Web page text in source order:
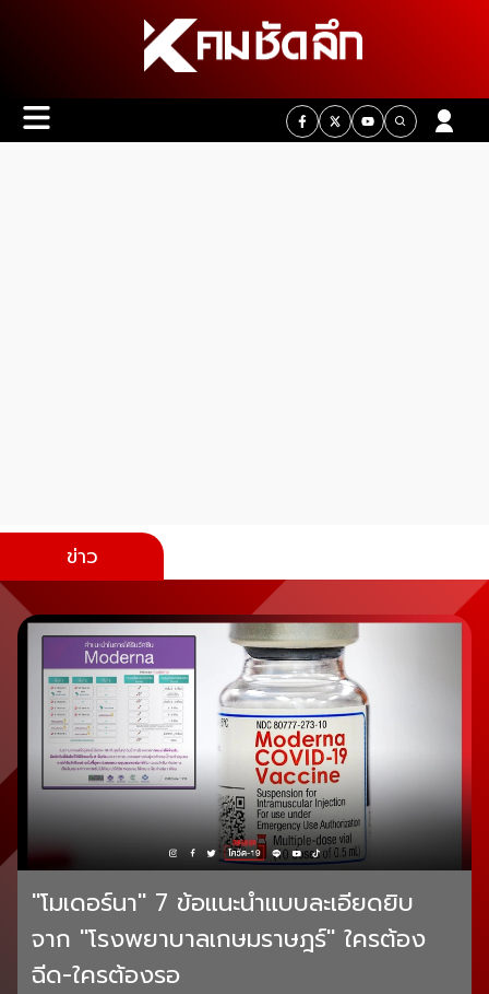
ข่าว
"โมเดอร์นา" 7 ข้อแนะนำแบบละเอียดยิบ
จาก "โรงพยาบาลเกษมราษฎร์" ใครต้อง
ฉีด-ใครต้องรอ